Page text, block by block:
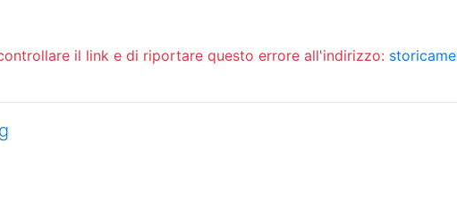
il link e di riportare questo errore all'indirizzo: